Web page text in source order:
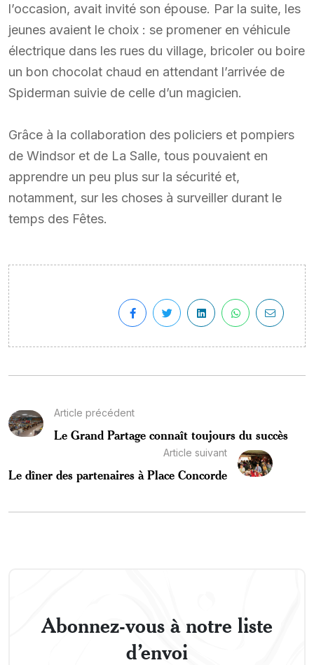
l’occasion, avait invité son épouse. Par la suite, les
jeunes avaient le choix : se promener en véhicule
électrique dans les rues du village, bricoler ou boire
un bon chocolat chaud en attendant l’arrivée de
Spiderman suivie de celle d’un magicien.
Grâce à la collaboration des policiers et pompiers
de Windsor et de La Salle, tous pouvaient en
apprendre un peu plus sur la sécurité et,
notamment, sur les choses à surveiller durant le
temps des Fêtes.
Article précédent
Le Grand Partage connaît toujours du succès
Article suivant
Le dîner des partenaires à Place Concorde
Abonnez-vous à notre liste
d’envoi